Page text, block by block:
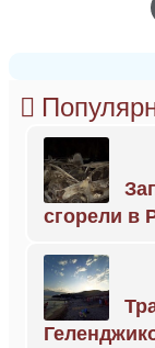
сгорели в